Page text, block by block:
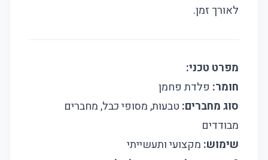
לאורך זמן.
מפרט טכני:
חומר: פלדת פחמן
סוג מחברים: טבעות, מסופי כבל, מחברים
מבודדים
שימוש: מקצועי ותעשייתי